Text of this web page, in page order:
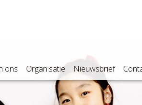
ons Organisatie Nieuwsbrief